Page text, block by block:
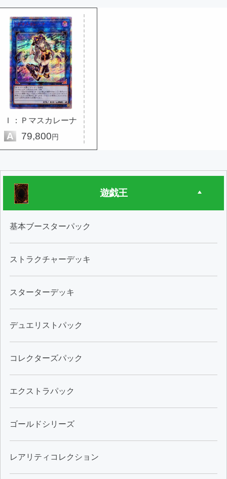
Ｉ：Ｐマスカレーナ
A 79,800円
遊戯王
基本ブースターパック
ストラクチャーデッキ
スターターデッキ
デュエリストパック
コレクターズパック
エクストラパック
ゴールドシリーズ
レアリティコレクション